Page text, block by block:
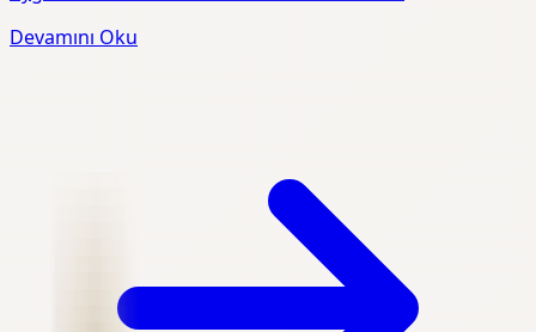
Devamını Oku